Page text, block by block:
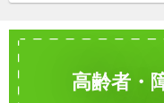
高齢者・